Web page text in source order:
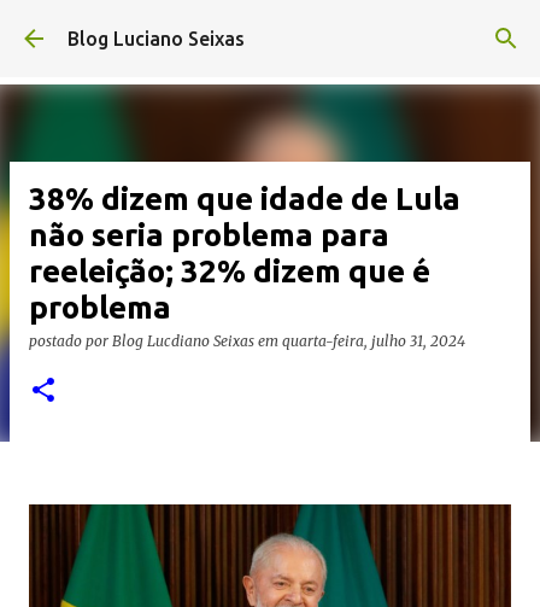
Pular para o conteúdo principal
Blog Luciano Seixas
38% dizem que idade de Lula
não seria problema para
reeleição; 32% dizem que é
problema
postado por Blog Lucdiano Seixas em quarta-feira, julho 31, 2024